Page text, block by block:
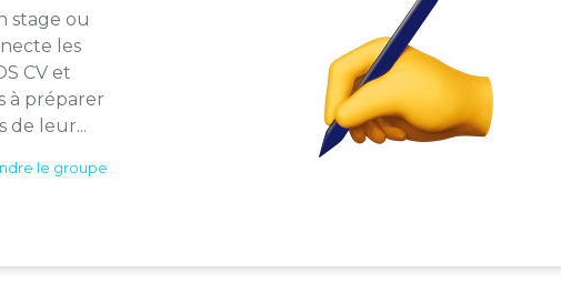
stage ou
les
CV et
à préparer
de leur...
le groupe